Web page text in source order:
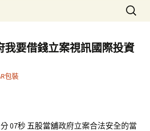
搜
尋
鍵
字:
我要借錢立案視訊國際投資
包裝
07秒 五股當舖政府立案合法安全的當